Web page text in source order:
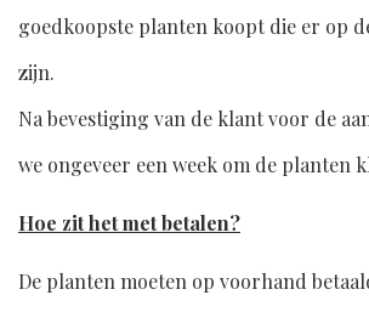
goedkoopste planten koopt die er op
zijn.
Na bevestiging van de klant voor de
we ongeveer een week om de planten
Hoe zit het met betalen?
De planten moeten op voorhand